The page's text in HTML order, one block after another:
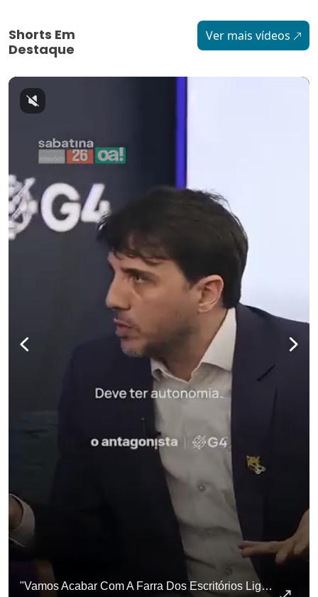
Shorts Em
Destaque
Ver mais vídeos
"Vamos Acabar Com A Farra Dos Escritórios Ligados Aos Ministros Do STF"